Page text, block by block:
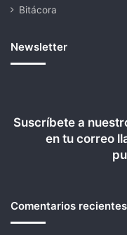
Bitácora
Newsletter
Suscríbete a
en tu correo
Comentarios recientes